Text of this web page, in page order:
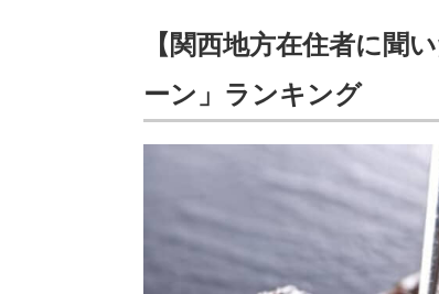
【関西地方在住者に聞
ーン」ランキング